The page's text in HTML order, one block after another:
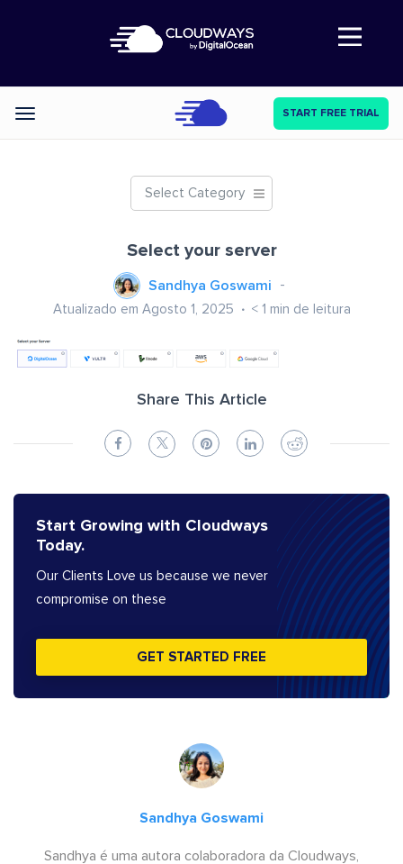
Abre a navegação
Categories START FREE TRIAL
Select Category
Select your server
Sandhya Goswami
Atualizado em Agosto 1, 2025 < 1 min de leitura
Share This Article
Start Growing with Cloudways
Today.
Our Clients Love us because we never
compromise on these
GET STARTED FREE
Sandhya Goswami
Sandhya é uma autora colaboradora da Cloudways,